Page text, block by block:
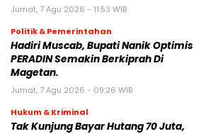
Jumat, 7 Agu 2026 - 11:53 WIB
Politik & Pemerintahan
Hadiri Muscab, Bupati Nanik Optimis
PERADIN Semakin Berkiprah Di
Magetan.
Jumat, 7 Agu 2026 - 09:26 WIB
Hukum & Kriminal
Tak Kunjung Bayar Hutang 70 Juta,